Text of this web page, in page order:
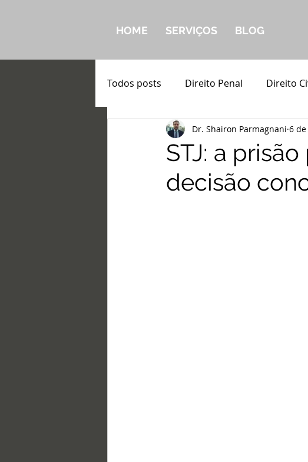
HOME SERVIÇOS BLOG
Todos posts Direito Penal Direito
STJ: a
decisão
Dr. Shairon Parmagnani 6 de